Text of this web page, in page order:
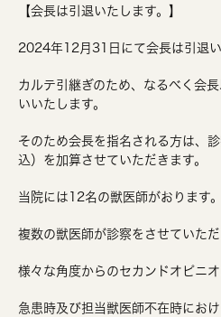
【会長は引退いたします。】
2024年12月31日にて会長は引退い
カルテ引継ぎのため、なるべく会
いいたします。
そのため会長を指名される方は、
込）を加算させていただきます。
当院には12名の獣医師がおります。
複数の獣医師が診察をさせていただ
様々な角度からのセカンドオピニオ
急患時及び担当獣医師不在時にお